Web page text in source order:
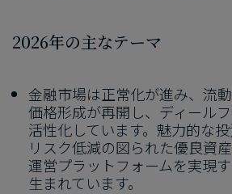
2026年の​主な​テーマ
金融市場は​正常化が​進み、​流
価格形成が​再開し、​ディール
活性化しています。​魅力的な​投
リスク低減の​図られた​優良資
運営プラットフォームを​実現
生まれています。